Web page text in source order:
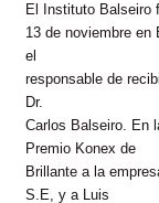
El Instituto Balseiro
13 de noviembre
el
responsable de
Dr.
Carlos Balseiro. En
Premio Konex de
Brillante a la
S.E, y a Luis